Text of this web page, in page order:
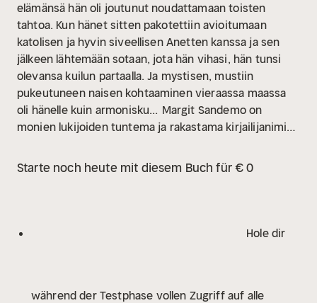
elämänsä hän oli joutunut noudattamaan toisten
tahtoa. Kun hänet sitten pakotettiin avioitumaan
katolisen ja hyvin siveellisen Anetten kanssa ja sen
jälkeen lähtemään sotaan, jota hän vihasi, hän tunsi
olevansa kuilun partaalla. Ja mystisen, mustiin
pukeutuneen naisen kohtaaminen vieraassa maassa
oli hänelle kuin armonisku... Margit Sandemo on
monien lukijoiden tuntema ja rakastama kirjailijanimi
vuonna 1924, mutta varttui aikuiseksi Ruotsissa.
kirjaa!
Starte noch heute mit diesem Buch für € 0
Hole dir
während der Testphase vollen Zugriff auf alle